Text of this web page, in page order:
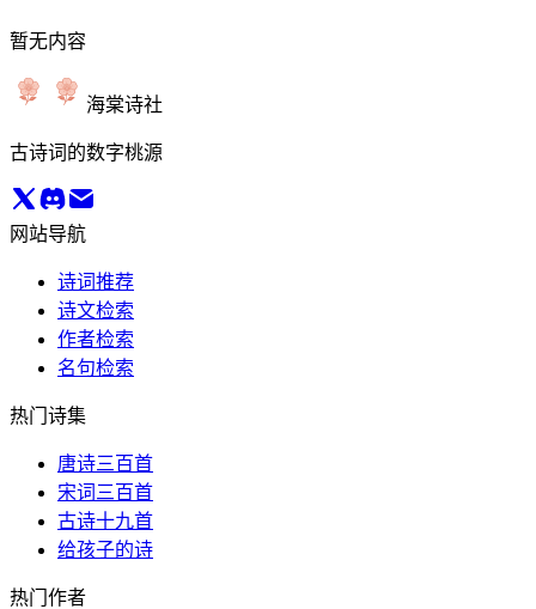
暂无内容
海棠诗社
古诗词的数字桃源
网站导航
诗词推荐
诗文检索
作者检索
名句检索
热门诗集
唐诗三百首
宋词三百首
古诗十九首
给孩子的诗
热门作者